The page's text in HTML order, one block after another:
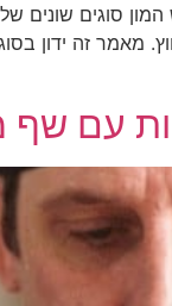
המון סוגים
מאמר זה
עם שף